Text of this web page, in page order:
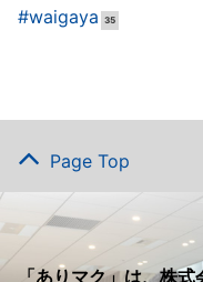
#waigaya 35
Page Top
「ありマク」は、株